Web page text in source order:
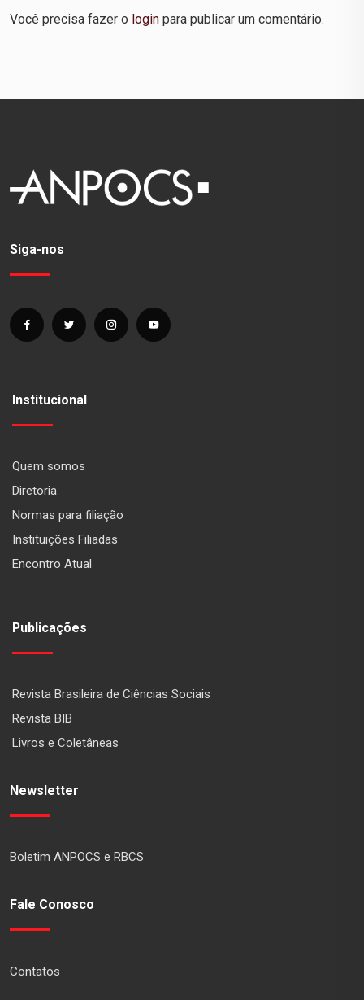
Você precisa fazer o login para publicar um comentário.
Siga-nos
Institucional
Quem somos
Diretoria
Normas para filiação
Instituições Filiadas
Encontro Atual
Publicações
Revista Brasileira de Ciências Sociais
Revista BIB
Livros e Coletâneas
Newsletter
Boletim ANPOCS e RBCS
Fale Conosco
Contatos